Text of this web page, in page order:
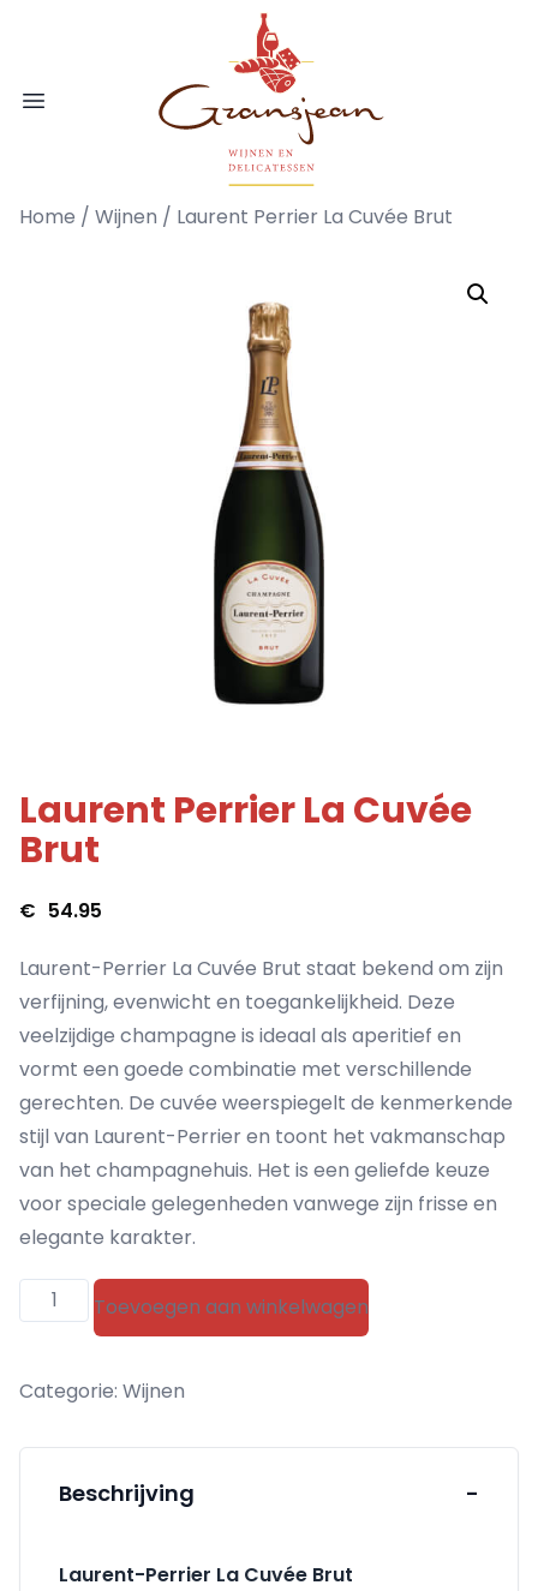
Open menu
Gransjean - Wijn - Broodjes -
Home / Wijnen / Laurent Perrier La Cuvée Brut
Laurent Perrier La Cuvée
Brut
€ 54.95
Laurent-Perrier La Cuvée Brut staat bekend om zijn
verfijning, evenwicht en toegankelijkheid. Deze
veelzijdige champagne is ideaal als aperitief en
vormt een goede combinatie met verschillende
gerechten. De cuvée weerspiegelt de kenmerkende
stijl van Laurent-Perrier en toont het vakmanschap
van het champagnehuis. Het is een geliefde keuze
voor speciale gelegenheden vanwege zijn frisse en
elegante karakter.
Laurent
Perrier
Cuvée
Toevoegen aan winkelwagen
Categorie: Wijnen
Beschrijving -
Laurent-Perrier La Cuvée Brut